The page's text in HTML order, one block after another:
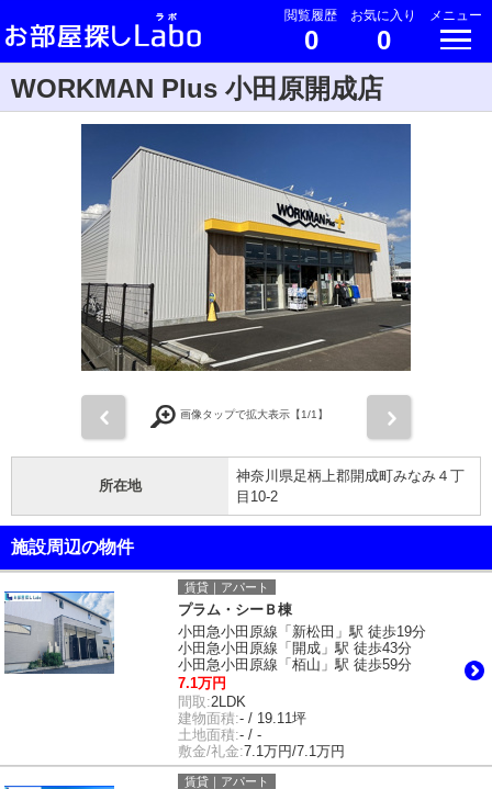
閲覧履歴
0
お気に入り
0
メニュー
WORKMAN Plus 小田原開成店
画像タップで拡大表示【1/1】
所在地
神奈川県足柄上郡開成町みなみ４丁
目10-2
施設周辺の物件
賃貸｜アパート
プラム・シーＢ棟
小田急小田原線「新松田」駅 徒歩19分
小田急小田原線「開成」駅 徒歩43分
小田急小田原線「栢山」駅 徒歩59分
7.1万円
間取:2LDK
建物面積:- / 19.11坪
土地面積:- / -
敷金/礼金:7.1万円/7.1万円
賃貸｜アパート